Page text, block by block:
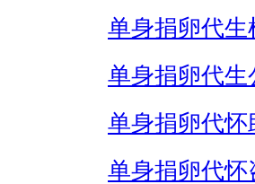
单身捐卵代生
单身捐卵代生
单身捐卵代怀
单身捐卵代怀